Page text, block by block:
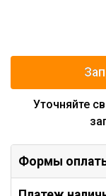
Уточняйте
Формы